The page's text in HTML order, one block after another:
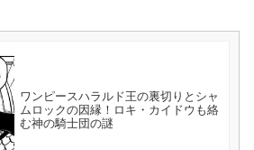
ワンピースハラルド王の裏切りとシャ
ムロックの因縁！ロキ・カイドウも絡
む神の騎士団の謎